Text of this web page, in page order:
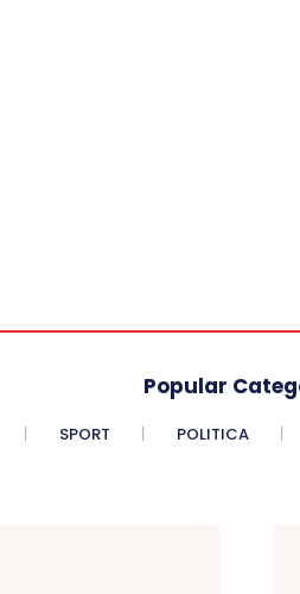
Popular
SPORT POLITICA